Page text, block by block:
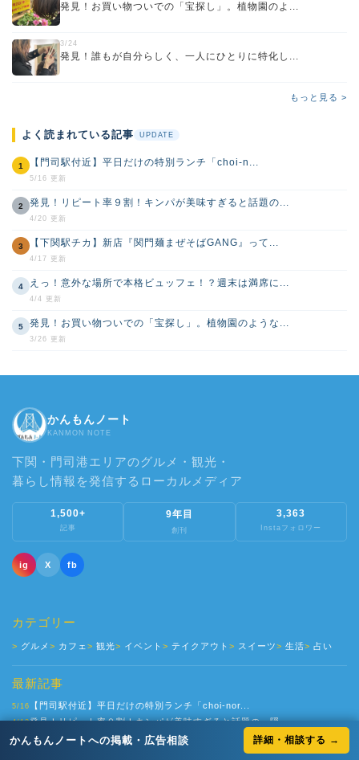
かんもんノートへの掲載・広告相談 詳細・相談する →
発見！お買い物ついでの「宝探し」。植物園のよ...
3/24
発見！誰もが自分らしく、一人にひとりに特化し...
もっと見る >
よく読まれている記事 UPDATE
1 【門司駅付近】平日だけの特別ランチ「choi-n...
5/16 更新
2 発見！リピート率９割！キンパが美味すぎると話題の...
4/20 更新
3 【下関駅チカ】新店『関門麺まぜそばGANG』って...
4/17 更新
4 えっ！意外な場所で本格ビュッフェ！？週末は満席に...
4/4 更新
5 発見！お買い物ついでの「宝探し」。植物園のような...
3/26 更新
かんもんノート
KANMON NOTE
下関・門司港エリアのグルメ・観光・
暮らし情報を発信するローカルメディア
1,500+
記事
9年目
創刊
3,363
Instaフォロワー
ig X fb
カテゴリー
グルメ カフェ 観光 イベント テイクアウト スイーツ 生活 占い
最新記事
5/16 【門司駅付近】平日だけの特別ランチ「choi-nor...
4/13発見！リピート率９割！キンパが美味すぎると話題の、隠...
4/10 【下関駅チカ】新店『関門麺まぜそばGANG』って？ラ...
えっ！意外な場所で本格ビュッフェ！？週末は満席になる...